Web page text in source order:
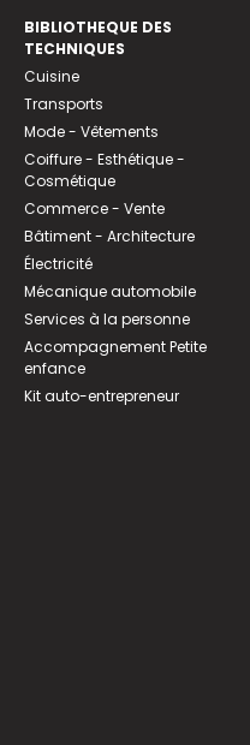
BIBLIOTHEQUE DES
TECHNIQUES
Cuisine
Transports
Mode - Vêtements
Coiffure - Esthétique -
Cosmétique
Commerce - Vente
Bâtiment - Architecture
Électricité
Mécanique automobile
Services à la personne
Accompagnement Petite
enfance
Kit auto-entrepreneur